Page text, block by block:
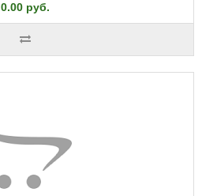
0.00 руб.